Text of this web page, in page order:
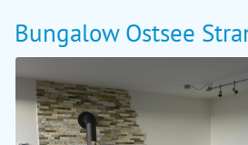
Bungalow Ostsee